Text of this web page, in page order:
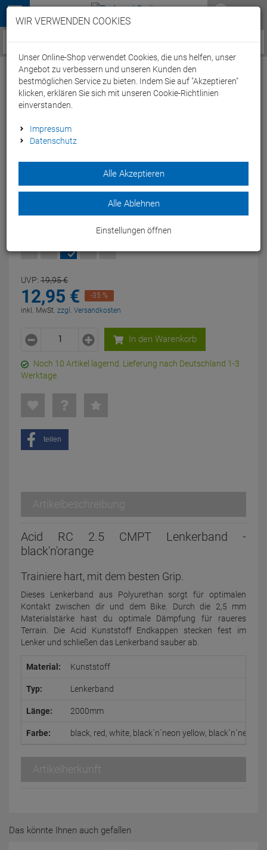
Menü
Service / Hilfe
Acid RC 2.5 CMPT Lenkerband -
black'n'orange
Mit dem Acid CC 2.5 CMPT Lenkerband hast Du alles voll im
BLACK'N'ORANGE
UVP: 19,95€
12,95 €
-35 %
inkl. MwSt. zzgl. Versandkosten
In den Warenkorb
Noch 10 Artikel lagernd. Lieferung nach Deutschland 1-3
Werktage.
teilen
Artikelbeschreibung
Acid RC 2.5 CMPT Lenkerband -
black'n'orange
Trainiere hart, mit dem besten Grip.
Dieses Lenkerband aus Polyurethan sorgt für optimalen
Kontakt zwischen dir und dem Bike. Durch die 2,5 mm
Materialstärke hast du optimale Dämpfung für raueres
Terrain. Die Acid Kunststoff Endkappen stecken fest im
Lenker und schließen das Lenkerband sauber ab.
Material: Kunststoff
Typ: Lenkerband
Länge: 2000mm
Farbe: black, red, white, black`n`neon yellow, black`n`neon
Artikelherkunft
Das könnte Ihnen auch gefallen
WIR VERWENDEN COOKIES
Unser Online-Shop verwendet Cookies, die uns helfen, unser
Angebot zu verbessern und unseren Kunden den
bestmöglichen Service zu bieten. Indem Sie auf "Akzeptieren"
klicken, erklären Sie sich mit unseren Cookie-Richtlinien
einverstanden.
Impressum
Datenschutz
Alle Akzeptieren
Alle Ablehnen
Einstellungen öffnen